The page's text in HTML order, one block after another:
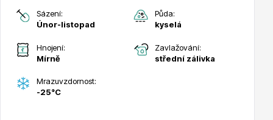
Drobná ovoce
Sázení:
Únor-listopad
Půda:
kyselá
Hnojení:
Mírně
Zavlažování:
střední zálivka
Mrazuvzdornost:
-25°C